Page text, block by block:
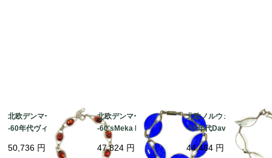
北欧デンマーク製1950
-60年代ヴィンテージN.
E.Fromスターリングシ
ルバー銀製琥珀ブレス
50,736 円
北欧デンマーク製1950
-60'sMeka Reklamega
verコバルトブルーエナ
メルリーフブレスレッ
47,824 円
北欧ノルウェー製1940
-50年代David Anderse
n七宝焼エナメル装飾シ
ルバー銀製リーフブレ
44,464 円